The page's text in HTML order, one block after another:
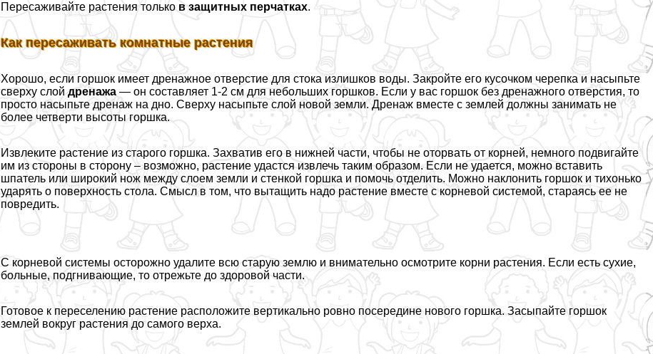
Пересаживайте растения только в защитных перчатках.
Как пересаживать комнатные растения
Хорошо, если горшок имеет дренажное отверстие для стока излишков воды. Закройте его кусочком черепка и насыпьте
сверху слойдренажа — он составляет 1-2 см для небольших горшков. Если у вас горшок без дренажного отверстия, то
просто насыпьте дренаж на дно. Сверху насыпьте слой новой земли. Дренаж вместе с землей должны занимать не
более четверти высоты горшка.
Извлеките растение из старого горшка. Захватив его в нижней части, чтобы не оторвать от корней, немного подвигайте
им из стороны в сторону – возможно, растение удастся извлечь таким образом. Если не удается, можно вставить
шпатель или широкий нож между слоем земли и стенкой горшка и помочь отделить. Можно наклонить горшок и тихонько
ударять о поверхность стола. Смысл в том, что вытащить надо растение вместе с корневой системой, стараясь ее не
повредить.
С корневой системы осторожно удалите всю старую землю и внимательно осмотрите корни растения. Если есть сухие,
больные, подгнивающие, то отрежьте до здоровой части.
Готовое к переселению растение расположите вертикально ровно посередине нового горшка. Засыпайте горшок
землей вокруг растения до самого верха.